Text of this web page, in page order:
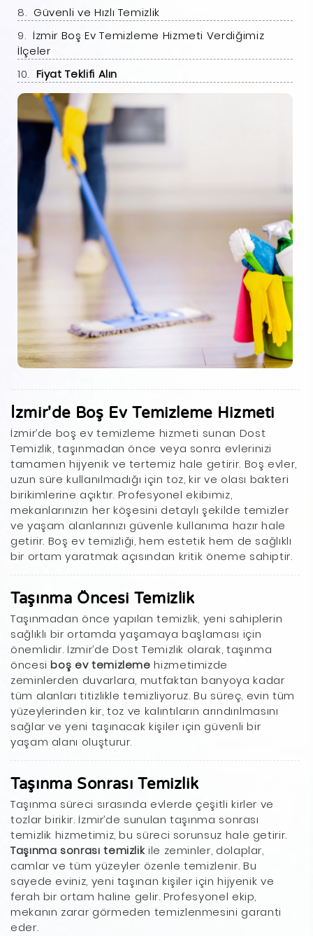
Güvenli ve Hızlı Temizlik
İzmir Boş Ev Temizleme Hizmeti Verdiğimiz
İlçeler
Fiyat Teklifi Alın
İzmir'de Boş Ev Temizleme Hizmeti
İzmir’de boş ev temizleme hizmeti sunan Dost
Temizlik, taşınmadan önce veya sonra evlerinizi
tamamen hijyenik ve tertemiz hale getirir. Boş evler,
uzun süre kullanılmadığı için toz, kir ve olası bakteri
birikimlerine açıktır. Profesyonel ekibimiz,
mekanlarınızın her köşesini detaylı şekilde temizler
ve yaşam alanlarınızı güvenle kullanıma hazır hale
getirir. Boş ev temizliği, hem estetik hem de sağlıklı
bir ortam yaratmak açısından kritik öneme sahiptir.
Taşınma Öncesi Temizlik
Taşınmadan önce yapılan temizlik, yeni sahiplerin
sağlıklı bir ortamda yaşamaya başlaması için
önemlidir. İzmir’de Dost Temizlik olarak, taşınma
öncesiboş ev temizleme hizmetimizde
zeminlerden duvarlara, mutfaktan banyoya kadar
tüm alanları titizlikle temizliyoruz. Bu süreç, evin tüm
yüzeylerinden kir, toz ve kalıntıların arındırılmasını
sağlar ve yeni taşınacak kişiler için güvenli bir
yaşam alanı oluşturur.
Taşınma Sonrası Temizlik
Taşınma süreci sırasında evlerde çeşitli kirler ve
tozlar birikir. İzmir’de sunulan taşınma sonrası
temizlik hizmetimiz, bu süreci sorunsuz hale getirir.
Taşınma sonrası temizlikile zeminler, dolaplar,
camlar ve tüm yüzeyler özenle temizlenir. Bu
sayede eviniz, yeni taşınan kişiler için hijyenik ve
ferah bir ortam haline gelir. Profesyonel ekip,
mekanın zarar görmeden temizlenmesini garanti
eder.